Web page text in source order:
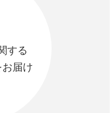
する
届け